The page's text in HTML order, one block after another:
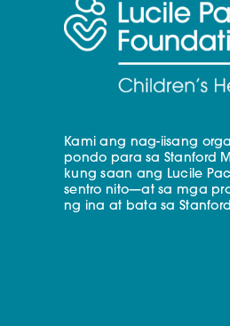
Kami ang nag-iisang
pondo para sa Stanford
kung saan ang Lucile
sentro nito—at sa mga
ng ina at bata sa